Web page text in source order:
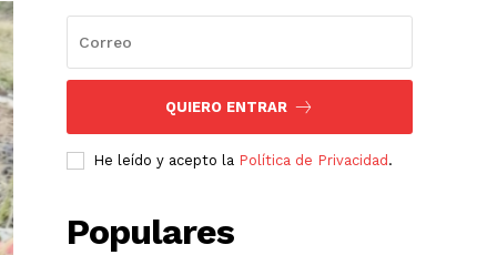
QUIERO ENTRAR
He leído y acepto la Política de Privacidad .
Populares